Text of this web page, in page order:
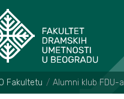
Fakultetu Alumni klub FDU-a